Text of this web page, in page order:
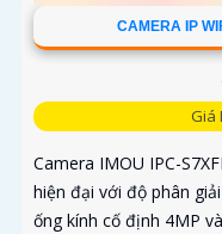
CAMERA IP
Giá
Camera IMOU IPC-
hiện đại với độ phân
ống kính cố định 4MP